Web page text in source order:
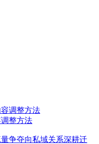
整方法
争夺向私域关系深耕迁